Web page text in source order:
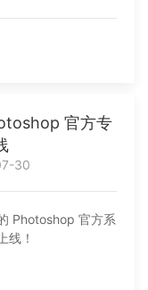
官方专
30
Photoshop 官方系
线！